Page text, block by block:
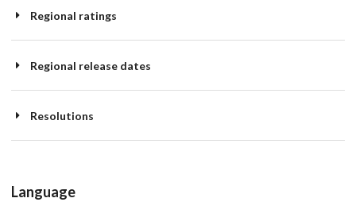
Regional ratings
Regional release dates
Resolutions
Language